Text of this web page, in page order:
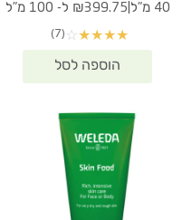
40 מ"ל ₪399.75 ל- 100 מ"ל
★
★
★
★
☆
(7)